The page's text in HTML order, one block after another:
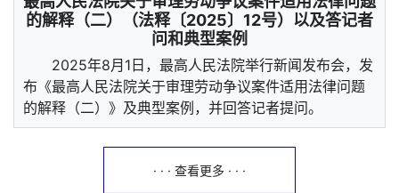
的解释（二）（法释〔2025〕12号）以及答记者
问和典型案例
2025年8月1日，最高人民法院举行新闻发布会，发
布《最高人民法院关于审理劳动争议案件适用法律问题
的解释（二）》及典型案例，并回答记者提问。
· · · 查看更多 · · ·